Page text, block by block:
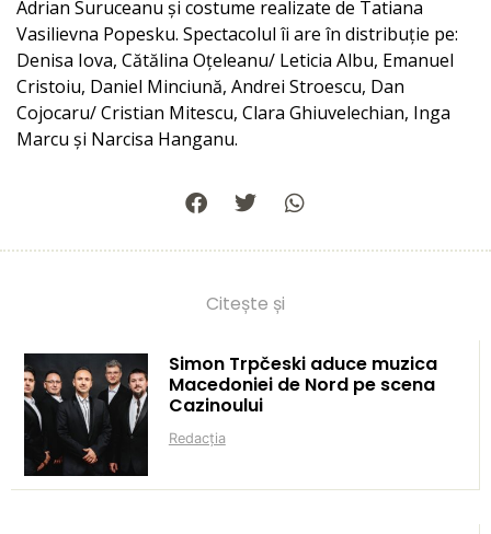
Adrian Suruceanu și costume realizate de Tatiana
Vasilievna Popesku. Spectacolul îi are în distribuție pe:
Denisa Iova, Cătălina Oțeleanu/ Leticia Albu, Emanuel
Cristoiu, Daniel Minciună, Andrei Stroescu, Dan
Cojocaru/ Cristian Mitescu, Clara Ghiuvelechian, Inga
Marcu și Narcisa Hanganu.
Citește și
Simon Trpčeski aduce muzica
Macedoniei de Nord pe scena
Cazinoului
Redacția